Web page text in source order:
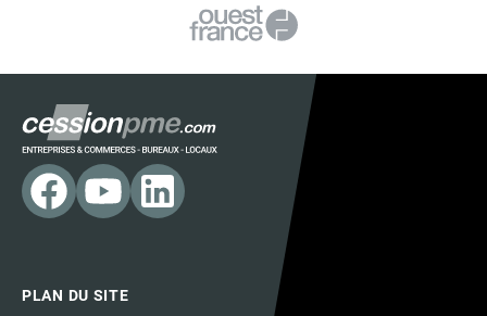
PLAN DU SITE